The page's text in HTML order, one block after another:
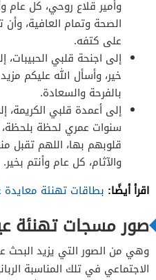
وأمير قلاع روحي، كل عام
الصحة وتمام العافية،
على كتفه.
إلى اجنحة قلبي
خير، وأسأل الله عليكم
بالفرحة والسعادة.
إلى أعمدة قلبي
سنوات عمري لحظة بلحظة،
قلوبهم بها، اللهم تقبل
والآثام، كل عام وأنتم بخير.
اقرأ أيضًا: بطاقات تهنئة معايدة
صور مسجات تهنئة
وهي من الصور التي يزيد البحث
الاجتماعي في تلك المناسبة